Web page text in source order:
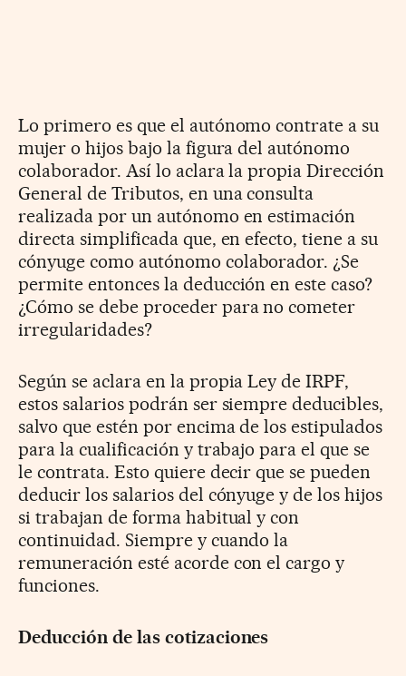
Lo primero es que el autónomo contrate a su
mujer o hijos bajo la figura del autónomo
colaborador. Así lo aclara la propia Dirección
General de Tributos, en una consulta
realizada por un autónomo en estimación
directa simplificada que, en efecto, tiene a su
cónyuge como autónomo colaborador. ¿Se
permite entonces la deducción en este caso?
¿Cómo se debe proceder para no cometer
irregularidades?
Según se aclara en la propia Ley de IRPF,
estos salarios podrán ser siempre deducibles,
salvo que estén por encima de los estipulados
para la cualificación y trabajo para el que se
le contrata. Esto quiere decir que se pueden
deducir los salarios del cónyuge y de los hijos
si trabajan de forma habitual y con
continuidad. Siempre y cuando la
remuneración esté acorde con el cargo y
funciones.
Deducción de las cotizaciones